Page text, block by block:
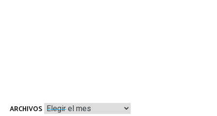
ARCHIVOS Archivos